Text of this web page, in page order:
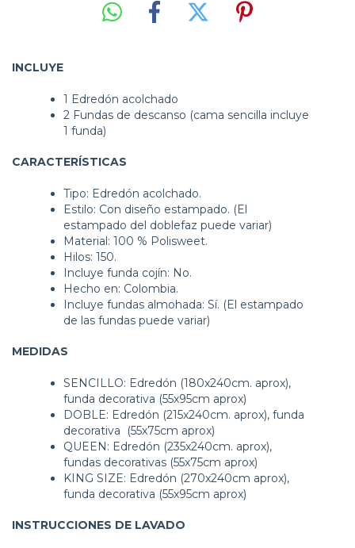
INCLUYE
1 Edredón acolchado
2 Fundas de descanso (cama sencilla incluye
1 funda)
CARACTERÍSTICAS
Tipo: Edredón acolchado.
Estilo: Con diseño estampado. (El
estampado del doblefaz puede variar)
Material: 100 % Polisweet.
Hilos: 150.
Incluye funda cojín: No.
Hecho en: Colombia.
Incluye fundas almohada: Sí. (El estampado
de las fundas puede variar)
MEDIDAS
SENCILLO: Edredón (180x240cm. aprox),
funda decorativa (55x95cm aprox)
DOBLE: Edredón (215x240cm. aprox), funda
decorativa (55x75cm aprox)
QUEEN: Edredón (235x240cm. aprox),
fundas decorativas (55x75cm aprox)
KING SIZE: Edredón (270x240cm aprox),
funda decorativa (55x95cm aprox)
INSTRUCCIONES DE LAVADO